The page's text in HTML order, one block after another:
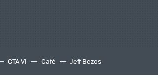
GTA VI Café Jeff Bezos